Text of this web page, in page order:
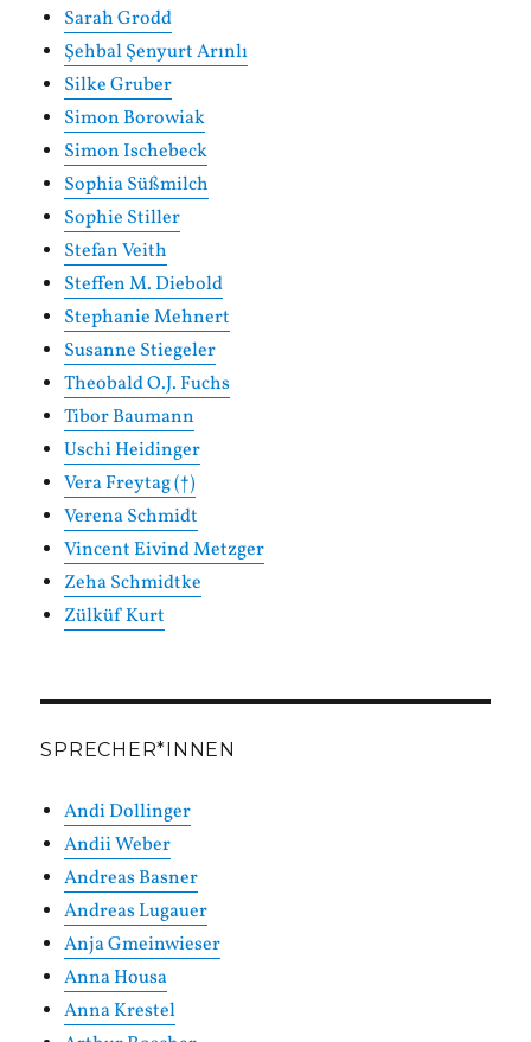
Sarah Grodd
Şehbal Şenyurt Arınlı
Silke Gruber
Simon Borowiak
Simon Ischebeck
Sophia Süßmilch
Sophie Stiller
Stefan Veith
Steffen M. Diebold
Stephanie Mehnert
Susanne Stiegeler
Theobald O.J. Fuchs
Tibor Baumann
Uschi Heidinger
Vera Freytag (†)
Verena Schmidt
Vincent Eivind Metzger
Zeha Schmidtke
Zülküf Kurt
SPRECHER*INNEN
Andi Dollinger
Andii Weber
Andreas Basner
Andreas Lugauer
Anja Gmeinwieser
Anna Housa
Anna Krestel